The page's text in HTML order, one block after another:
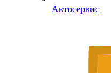
Автосервис